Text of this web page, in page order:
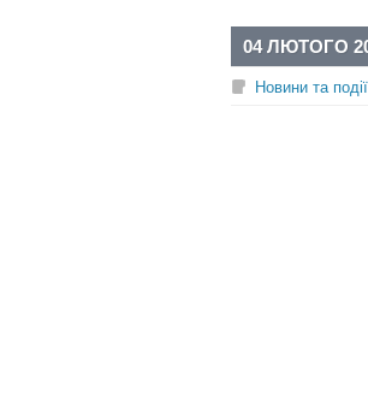
04 ЛЮТОГО
Новини та події